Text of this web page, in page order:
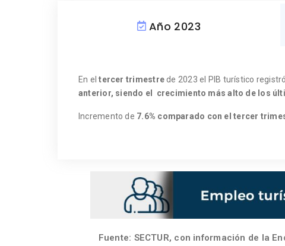
Año 2023
En eltercer trimestrede 2023 el PIB turístico
anterior, siendo el crecimiento más alto de los
Incremento de 7.6% comparado con el tercer
Fuente: SECTUR, con información de la